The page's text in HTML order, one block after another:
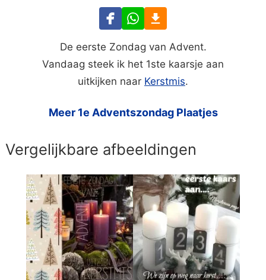
De eerste Zondag van Advent.
Vandaag steek ik het 1ste kaarsje aan
uitkijken naar Kerstmis.
Meer 1e Adventszondag Plaatjes
Vergelijkbare afbeeldingen